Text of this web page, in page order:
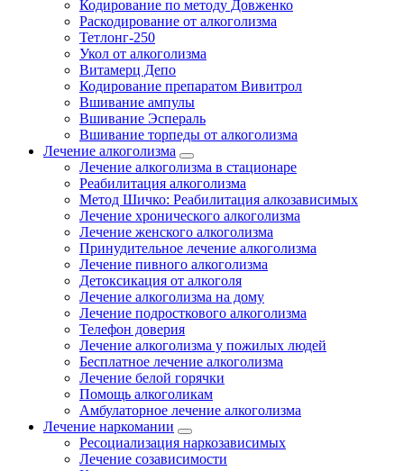
Кодирование по методу Довженко
Раскодирование от алкоголизма
Тетлонг-250
Укол от алкоголизма
Витамерц Депо
Кодирование препаратом Вивитрол
Вшивание ампулы
Вшивание Эспераль
Вшивание торпеды от алкоголизма
Лечение алкоголизма
Лечение алкоголизма в стационаре
Реабилитация алкоголизма
Метод Шичко: Реабилитация алкозависимых
Лечение хронического алкоголизма
Лечение женского алкоголизма
Принудительное лечение алкоголизма
Лечение пивного алкоголизма
Детоксикация от алкоголя
Лечение алкоголизма на дому
Лечение подросткового алкоголизма
Телефон доверия
Лечение алкоголизма у пожилых людей
Бесплатное лечение алкоголизма
Лечение белой горячки
Помощь алкоголикам
Амбулаторное лечение алкоголизма
Лечение наркомании
Ресоциализация наркозависимых
Лечение созависимости